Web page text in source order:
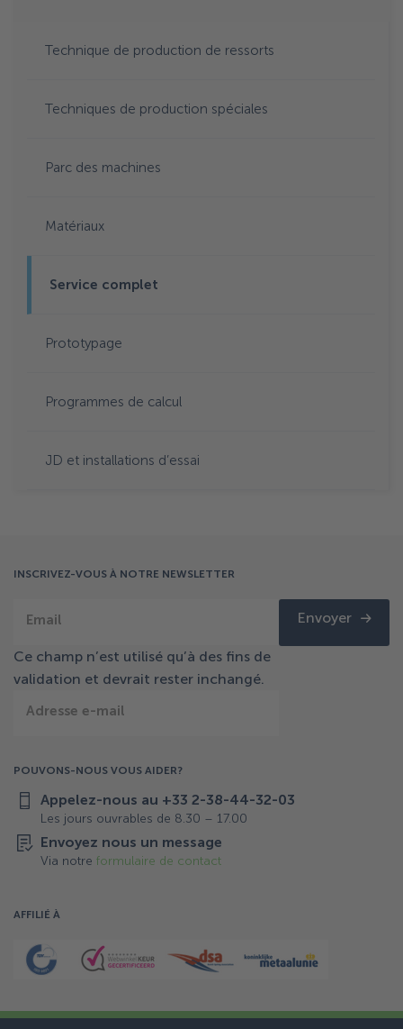
Technique de production de ressorts
Techniques de production spéciales
Parc des machines
Matériaux
Service complet
Prototypage
Programmes de calcul
JD et installations d’essai
INSCRIVEZ-VOUS À NOTRE NEWSLETTER
Email
Ce champ n’est utilisé qu’à des fins de
validation et devrait rester inchangé.
Adresse e-mail
Envoyer
POUVONS-NOUS VOUS AIDER?
Appelez-nous au +33 2-38-44-32-03
Les jours ouvrables de 8.30 – 17.00
Envoyez nous un message
Via notreformulaire de contact
AFFILIÉ À